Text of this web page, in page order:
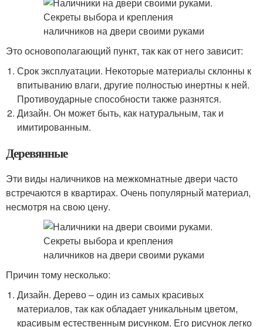
Это основополагающий пункт, так как от него зависит:
Срок эксплуатации. Некоторые материалы склонны к
впитыванию влаги, другие полностью инертны к ней.
Противоударные способности также разнятся.
Дизайн. Он может быть, как натуральным, так и
имитированным.
Деревянные
Эти виды наличников на межкомнатные двери часто
встречаются в квартирах. Очень популярный материал,
несмотря на свою цену.
Причин тому несколько:
Дизайн. Дерево – один из самых красивых
материалов, так как обладает уникальным цветом,
красивым естественным рисунком. Его рисунок легко